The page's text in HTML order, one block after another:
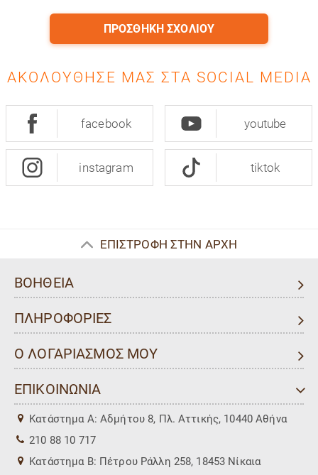
ΠΡΟΣΘΉΚΗ ΣΧΟΛΊΟΥ
ΑΚΟΛΟΎΘΗΣΈ ΜΑΣ ΣΤΑ SOCIAL MEDIA
facebook youtube
instagram tiktok
ΕΠΙΣΤΡΟΦΗ ΣΤΗΝ ΑΡΧΗ
ΒΟΗΘΕΙΑ
ΠΛΗΡΟΦΟΡΙΕΣ
Ο ΛΟΓΑΡΙΑΣΜΟΣ ΜΟΥ
ΕΠΙΚΟΙΝΩΝΙΑ
Kατάστημα Α: Αδμήτου 8, Πλ. Αττικής, 10440 Αθήνα
210 88 10 717
Kατάστημα Β: Πέτρου Ράλλη 258, 18453 Νίκαια